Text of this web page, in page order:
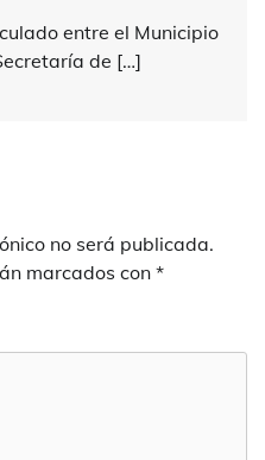
entre el Municipio
de […]
no será publicada.
marcados con *